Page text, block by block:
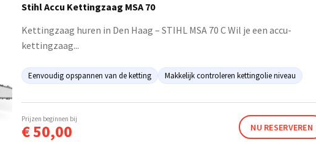
Stihl Accu Kettingzaag MSA 70
Kettingzaag huren in Den Haag – STIHL MSA 70 C Wil je een accu-
kettingzaag...
Eenvoudig opspannen van de ketting Makkelijk controleren kettingolie niveau
€50,00
Prijzen beginnen bij
NU RESERVEREN